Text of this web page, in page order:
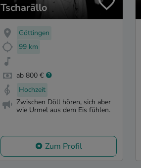
Tscharällo
Göttingen
99 km
ab 800 €
Hochzeit
Zwischen Döll hören, sich aber
wie Urmel aus dem Eis fühlen.
Zum Profil